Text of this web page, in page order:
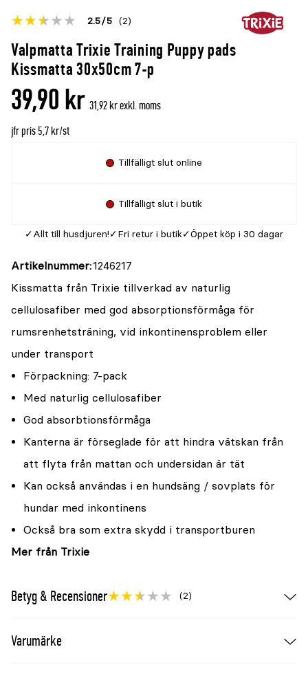
Valpmatta Trixie Training Puppy pads
Kissmatta 30x50cm 7-p
Betyget
denna
produkt
2.5 5 (2)
Öppna
recensioner
39,90 kr 31,92 kr exkl. moms
jfr pris 5,7 kr/st
Tillfälligt slut online
Tillfälligt slut i butik
Allt till husdjuren! Fri retur i butik Öppet köp i 30 dagar
Artikelnummer 1246217
Kissmatta från Trixie tillverkad av naturlig
cellulosafiber med god absorptionsförmåga för
rumsrenhetsträning, vid inkontinensproblem eller
under transport
Förpackning: 7-pack
Med naturlig cellulosafiber
God absorbtionsförmåga
Kanterna är förseglade för att hindra vätskan från
att flyta från mattan och undersidan är tät
Kan också användas i en hundsäng / sovplats för
hundar med inkontinens
Också bra som extra skydd i transportburen
Mer från Trixie
Betyg & Recensioner (2)
Varumärke